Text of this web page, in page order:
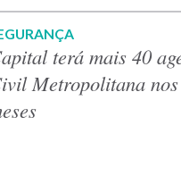
terá mais 40
Metropolitana